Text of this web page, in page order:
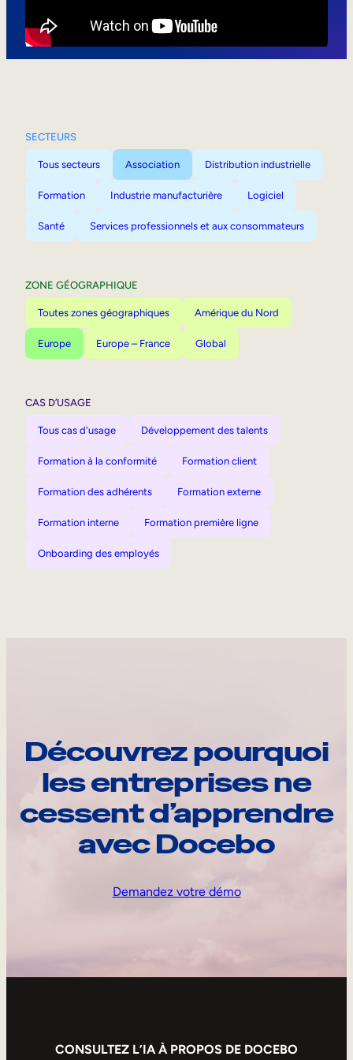
SECTEURS
Tous secteurs Association Distribution industrielle
Formation Industrie manufacturière Logiciel
Santé Services professionnels et aux consommateurs
ZONE GÉOGRAPHIQUE
Toutes zones géographiques Amérique du Nord
Europe Europe – France Global
CAS D’USAGE
Tous cas d'usage Développement des talents
Formation à la conformité Formation client
Formation des adhérents Formation externe
Formation interne Formation première ligne
Onboarding des employés
Découvrez pourquoi
les entreprises ne
cessent d’apprendre
avec Docebo
Demandez votre démo
CONSULTEZ L’IA À PROPOS DE DOCEBO